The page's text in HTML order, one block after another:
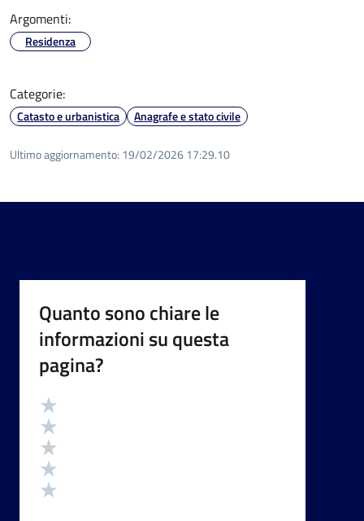
Argomenti:
Residenza
Categorie:
Catasto e urbanistica Anagrafe e stato civile
Ultimo aggiornamento: 19/02/2026 17:29.10
Quanto sono chiare le
informazioni su questa
pagina?
Valutazione